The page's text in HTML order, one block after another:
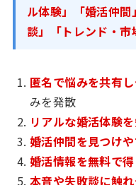
ル体験」「婚活仲
談」「トレンド・市
匿名で悩みを共有
みを発散
リアルな婚活体験
婚活仲間を見つけ
婚活情報を無料で
本音や失敗談に触